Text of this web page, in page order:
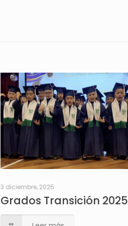
3 diciembre, 2025
Grados Transición 2025